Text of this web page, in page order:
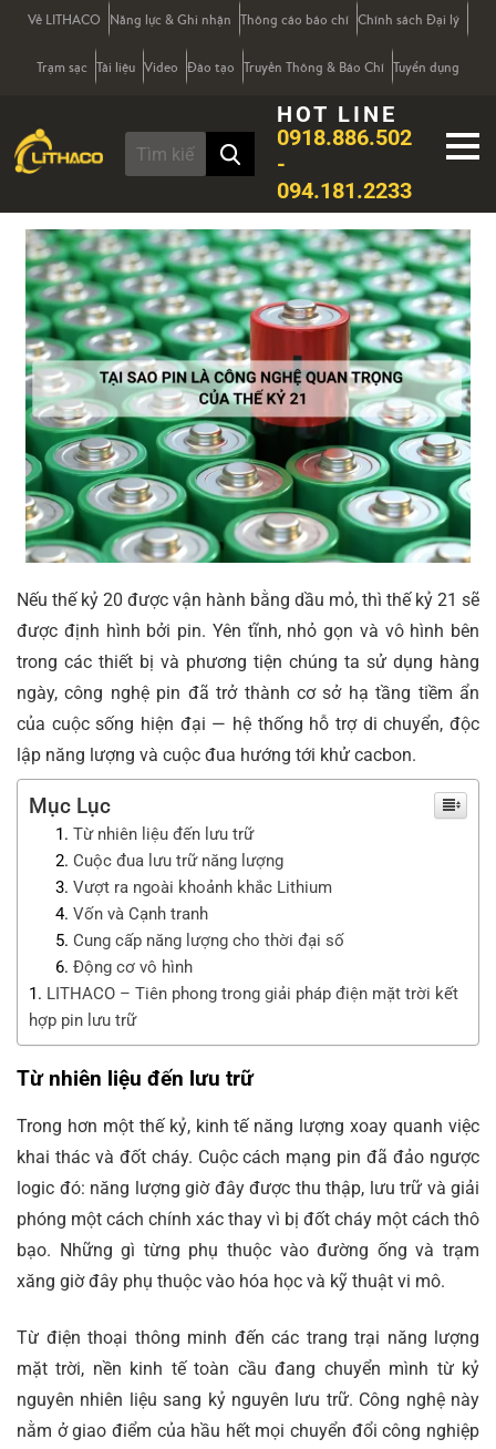
Về LITHACO Năng lực & Ghi nhận Thông cáo báo chí Chính sách Đại lý
Trạm sạc Tài liệu Video Đào tạo Truyền Thông & Báo Chí Tuyển dụng
HOT LINE
0918.886.502
-
094.181.2233
Nếu thế kỷ 20 được vận hành bằng dầu mỏ, thì thế kỷ 21 sẽ
được định hình bởi pin. Yên tĩnh, nhỏ gọn và vô hình bên
trong các thiết bị và phương tiện chúng ta sử dụng hàng
ngày, công nghệ pin đã trở thành cơ sở hạ tầng tiềm ẩn
của cuộc sống hiện đại — hệ thống hỗ trợ di chuyển, độc
lập năng lượng và cuộc đua hướng tới khử cacbon.
Mục Lục
Từ nhiên liệu đến lưu trữ
Cuộc đua lưu trữ năng lượng
Vượt ra ngoài khoảnh khắc Lithium
Vốn và Cạnh tranh
Cung cấp năng lượng cho thời đại số
Động cơ vô hình
LITHACO – Tiên phong trong giải pháp điện mặt trời kết
hợp pin lưu trữ
Từ nhiên liệu đến lưu trữ
Trong hơn một thế kỷ, kinh tế năng lượng xoay quanh việc
khai thác và đốt cháy. Cuộc cách mạng pin đã đảo ngược
logic đó: năng lượng giờ đây được thu thập, lưu trữ và giải
phóng một cách chính xác thay vì bị đốt cháy một cách thô
bạo. Những gì từng phụ thuộc vào đường ống và trạm
xăng giờ đây phụ thuộc vào hóa học và kỹ thuật vi mô.
Từ điện thoại thông minh đến các trang trại năng lượng
mặt trời, nền kinh tế toàn cầu đang chuyển mình từ kỷ
nguyên nhiên liệu sang kỷ nguyên lưu trữ. Công nghệ này
nằm ở giao điểm của hầu hết mọi chuyển đổi công nghiệp